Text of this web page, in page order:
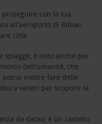
con la tua
all'aeroporto di Bilbao
città.
spiagge, è noto anche per
dell'umanità, che
potrai inoltre fare delle
velieri per scoprire la
da Getxo, è un castello